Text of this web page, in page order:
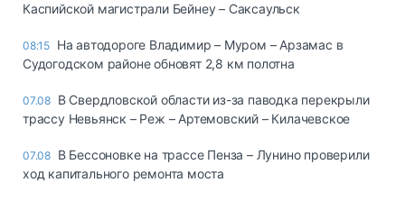
Каспийской магистрали Бейнеу – Саксаульск
08:15 На автодороге Владимир – Муром – Арзамас в
Судогодском районе обновят 2,8 км полотна
07.08 В Свердловской области из-за паводка перекрыли
трассу Невьянск – Реж – Артемовский – Килачевское
07.08 В Бессоновке на трассе Пенза – Лунино проверили
ход капитального ремонта моста